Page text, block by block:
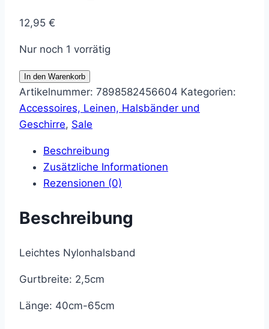
12,95 €
Nur noch 1 vorrätig
Zee.dog
Halsband
Menge
In den Warenkorb
Artikelnummer: 7898582456604 Kategorien:
Accessoires, Leinen, Halsbänder und
Geschirre, Sale
Beschreibung
Zusätzliche Informationen
Rezensionen (0)
Beschreibung
Leichtes Nylonhalsband
Gurtbreite: 2,5cm
Länge: 40cm-65cm